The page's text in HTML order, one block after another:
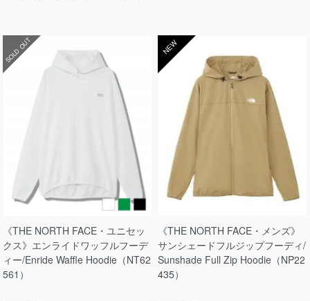
SOLD OUT
《THE NORTH FACE・ユニセッ
クス》エンライドワッフルフーデ
ィー/Enride Waffle Hoodie（NT62
561）
NEW
《THE NORTH FACE・メンズ》
サンシェードフルジップフーディ/
Sunshade Full Zip Hoodie（NP22
435）